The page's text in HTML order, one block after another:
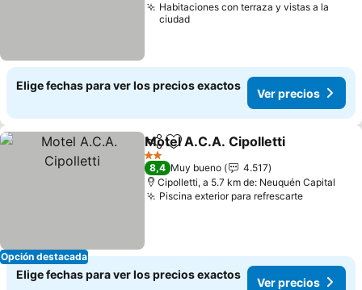
Habitaciones con terraza y vistas a la
ciudad
Elige fechas para ver los precios exactos
Ver precios
Opción destacada
CompartirAgregar a favoritos
Motel A.C.A. Cipolletti
2 Estrellas
8,4 Muy bueno
4.517
Cipolletti, a 5.7 km de: Neuquén Capital
Piscina exterior para refrescarteVer
Elige fechas para ver los precios exactos
Ver precios